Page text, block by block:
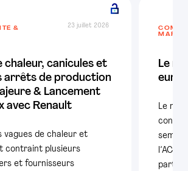
&
23 juillet 2026
chaleur, canicules et
arrêts de production
& Lancement
avec Renault
vagues de chaleur et
contraint plusieurs
et fournisseurs
Le
Le